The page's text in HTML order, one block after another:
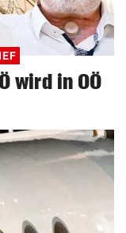
wird in OÖ